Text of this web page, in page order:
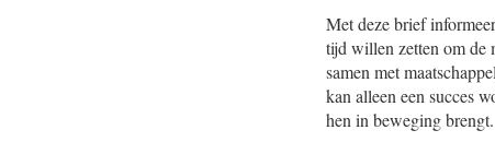
Met deze brief
tijd willen zetten om de
samen met
kan alleen een succes
hen in beweging